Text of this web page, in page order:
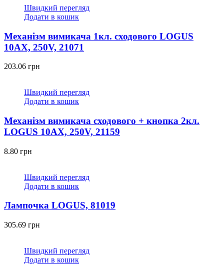
Швидкий перегляд
Додати в кошик
Механізм вимикача 1кл. сходового LOGUS
10АХ, 250V, 21071
203.06 грн
Швидкий перегляд
Додати в кошик
Механізм вимикача сходового + кнопка 2кл.
LOGUS 10АХ, 250V, 21159
8.80 грн
Швидкий перегляд
Додати в кошик
Лампочка LOGUS, 81019
305.69 грн
Швидкий перегляд
Додати в кошик